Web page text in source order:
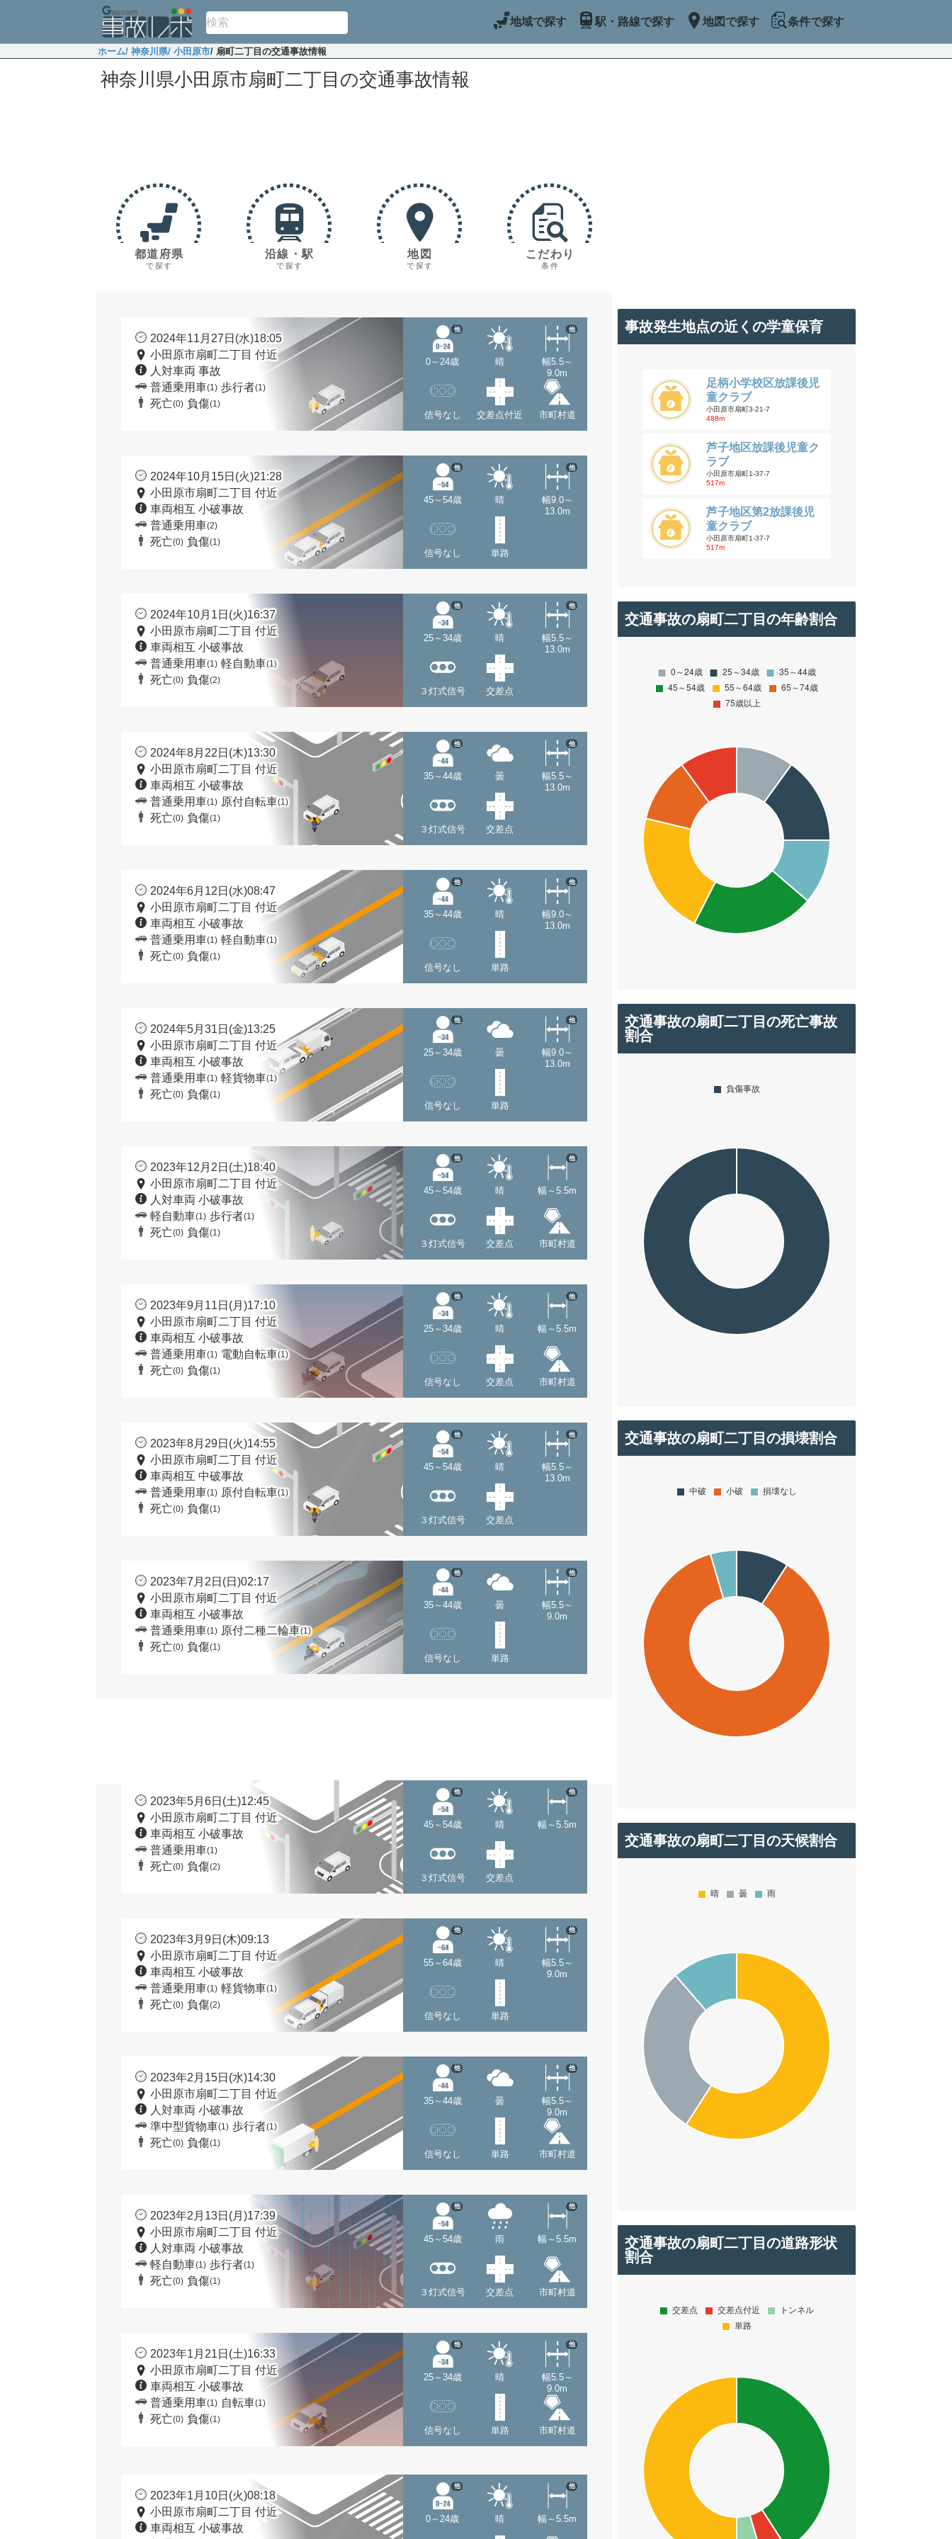
地域で探す 駅・路線で探す 地図で探す 条件で探す
ホーム/ 神奈川県/ 小田原市/ 扇町二丁目の交通事故情報
神奈川県小田原市扇町二丁目の交通事故情報
都道府県
で探す
沿線・駅
で探す
地図
で探す
こだわり
条件
2024年11月27日(水)18:05
小田原市扇町二丁目 付近
人対車両 事故
普通乗用車(1) 歩行者(1)
死亡(0) 負傷(1)
0～24歳
他
晴
幅5.5～
9.0m
他
信号なし 交差点付近 市町村道
2024年10月15日(火)21:28
小田原市扇町二丁目 付近
車両相互 小破事故
普通乗用車(2)
死亡(0) 負傷(1)
45～54歳
他
晴
幅9.0～
13.0m
他
信号なし 単路
2024年10月1日(火)16:37
小田原市扇町二丁目 付近
車両相互 小破事故
普通乗用車(1) 軽自動車(1)
死亡(0) 負傷(2)
25～34歳
他
晴
幅5.5～
13.0m
他
３灯式信号 交差点
2024年8月22日(木)13:30
小田原市扇町二丁目 付近
車両相互 小破事故
普通乗用車(1) 原付自転車(1)
死亡(0) 負傷(1)
35～44歳
他
曇
幅5.5～
13.0m
他
３灯式信号 交差点
2024年6月12日(水)08:47
小田原市扇町二丁目 付近
車両相互 小破事故
普通乗用車(1) 軽自動車(1)
死亡(0) 負傷(1)
35～44歳
他
晴
幅9.0～
13.0m
他
信号なし 単路
2024年5月31日(金)13:25
小田原市扇町二丁目 付近
車両相互 小破事故
普通乗用車(1) 軽貨物車(1)
死亡(0) 負傷(1)
25～34歳
他
曇
幅9.0～
13.0m
他
信号なし 単路
2023年12月2日(土)18:40
小田原市扇町二丁目 付近
人対車両 小破事故
軽自動車(1) 歩行者(1)
死亡(0) 負傷(1)
45～54歳
他
晴 幅～5.5m
他
３灯式信号 交差点 市町村道
2023年9月11日(月)17:10
小田原市扇町二丁目 付近
車両相互 小破事故
普通乗用車(1) 電動自転車(1)
死亡(0) 負傷(1)
25～34歳
他
晴 幅～5.5m
他
信号なし 交差点 市町村道
2023年8月29日(火)14:55
小田原市扇町二丁目 付近
車両相互 中破事故
普通乗用車(1) 原付自転車(1)
死亡(0) 負傷(1)
45～54歳
他
晴
幅5.5～
13.0m
他
３灯式信号 交差点
2023年7月2日(日)02:17
小田原市扇町二丁目 付近
車両相互 小破事故
普通乗用車(1) 原付二種二輪車(1)
死亡(0) 負傷(1)
35～44歳
他
曇
幅5.5～
9.0m
他
信号なし 単路
2023年5月6日(土)12:45
小田原市扇町二丁目 付近
車両相互 小破事故
普通乗用車(1)
死亡(0) 負傷(2)
45～54歳
他
晴 幅～5.5m
他
３灯式信号 交差点
2023年3月9日(木)09:13
小田原市扇町二丁目 付近
車両相互 小破事故
普通乗用車(1) 軽貨物車(1)
死亡(0) 負傷(2)
55～64歳
他
晴
幅5.5～
9.0m
他
信号なし 単路
2023年2月15日(水)14:30
小田原市扇町二丁目 付近
人対車両 小破事故
準中型貨物車(1) 歩行者(1)
死亡(0) 負傷(1)
35～44歳
他
曇
幅5.5～
9.0m
他
信号なし 単路 市町村道
2023年2月13日(月)17:39
小田原市扇町二丁目 付近
人対車両 小破事故
軽自動車(1) 歩行者(1)
死亡(0) 負傷(1)
45～54歳
他
雨 幅～5.5m
他
３灯式信号 交差点 市町村道
2023年1月21日(土)16:33
小田原市扇町二丁目 付近
車両相互 小破事故
普通乗用車(1) 自転車(1)
死亡(0) 負傷(1)
25～34歳
他
晴
幅5.5～
9.0m
他
信号なし 単路 市町村道
2023年1月10日(火)08:18
小田原市扇町二丁目 付近
車両相互 小破事故
0～24歳
他
晴 幅～5.5m
他
事故発生地点の近くの学童保育
足柄小学校区放課後児
童クラブ
小田原市扇町3-21-7
488m
芦子地区放課後児童ク
ラブ
小田原市扇町1-37-7
517m
芦子地区第2放課後児
童クラブ
小田原市扇町1-37-7
517m
交通事故の扇町二丁目の年齢割合
交通事故の扇町二丁目の死亡事故
割合
交通事故の扇町二丁目の損壊割合
交通事故の扇町二丁目の天候割合
交通事故の扇町二丁目の道路形状
割合